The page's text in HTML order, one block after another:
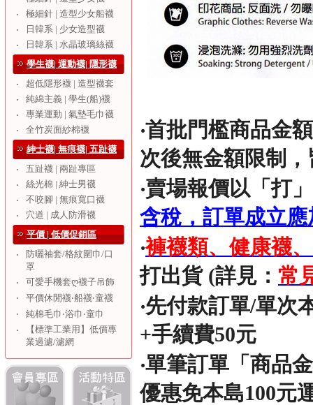
‧
極細針 | 造型少女船襪
‧
日韓系 | 少女造型襪
‧
日韓系 | 水晶玻璃絲襪
學生襪| 運動襪| 隱形襪
‧
超低隱形襪 | 造型襪套
‧
純綿主義 | 學生(船)襪
‧
專業運動 | 氣墊毛巾襪
‧
全竹炭面紗棉襪
紳士襪| 無痕襪| 五趾襪
‧
五趾襪 | 兩趾專區
‧
絲光棉 | 紳士男襪
‧
不咬腳 | 無痕寬口襪
‧
穴道 | 成人防滑襪
平價 | 低價促銷區
‧
防曬袖套/格紋圍巾/口
罩
‧
可愛手機套ღ襪子吊飾
‧
平價休閒襪‧船襪‧童襪
‧
純棉毛巾‧浴巾‧童巾
‧
【標準工業用】低價專
業過濾/濾網
‧首批門檻商品金
次後無金額限制
‧賣場報價以「打
含稅，訂單成立應
‧褲襪類、健康襪
打出貨 (詳見： 常
‧先付款訂單/單次
+手續費50元
‧單筆訂單「商品
優惠免本島100元